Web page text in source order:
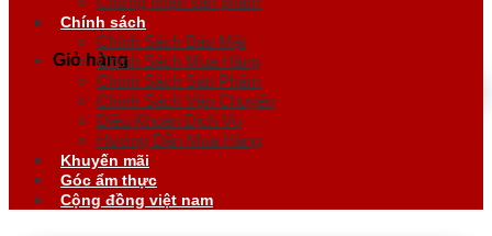
Giỏ hàng
Chính sách
Chính Sách Bảo Mật
Chính Sách Mua Hàng
Chính Sách Sản Phẩm
Chính Sách Vận Chuyển
Điều Khoản Dịch Vụ
Hướng Dẫn Mua Hàng
Khuyến mãi
Góc ẩm thực
Cộng đồng việt nam